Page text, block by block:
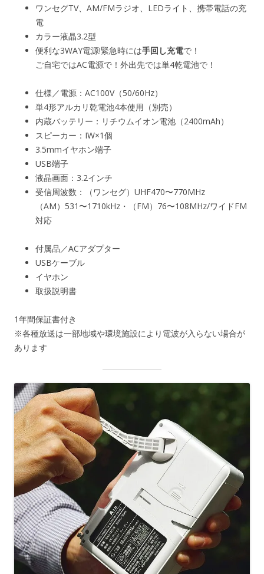
ワンセグTV、AM/FMラジオ、LEDライト、携帯電話の充
電
カラー液晶3.2型
便利な3WAY電源!緊急時には手回し充電で！
ご自宅ではAC電源で！外出先では単4乾電池で！
仕様／電源：AC100V（50/60Hz）
単4形アルカリ乾電池4本使用（別売）
内蔵バッテリー：リチウムイオン電池（2400mAh）
スピーカー：IW×1個
3.5mmイヤホン端子
USB端子
液晶画面：3.2インチ
受信周波数：（ワンセグ）UHF470〜770MHz
（AM）531〜1710kHz・（FM）76〜108MHz/ワイドFM
対応
付属品／ACアダプター
USBケーブル
イヤホン
取扱説明書
1年間保証書付き
※各種放送は一部地域や環境施設により電波が入らない場合が
あります